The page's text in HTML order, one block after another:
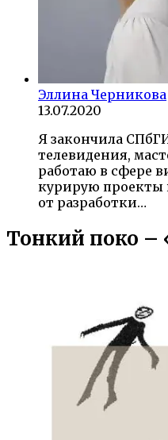
Эллина Черникова
13.07.2020
Я закончила
телевидения,
работаю в сфере
курирую проекты
от разработки…
Тонкий поко